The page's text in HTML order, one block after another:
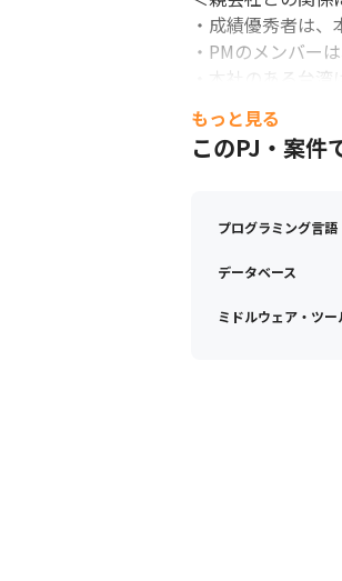
・成績優秀者は
・PMのメンバー
・本社のある台
＜資格手当につい
資格取得支援制度
・1,500円：ITパ
・3,000円：基本
・5,000円：応用
・1万円：ネッ
支援士
もっと見る
このPJ・案件
プログラミング言語
データベース
ミドルウェア・ツー